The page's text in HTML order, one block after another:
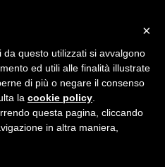
di Camilla
nella pagina dedicata.
disabilitare il tracciamento di
e cookie policy
×
questo utilizzati si avvalgono
ed utili alle finalità illustrate
di più o negare il consenso
la cookie policy
questa pagina, cliccando
in altra maniera,